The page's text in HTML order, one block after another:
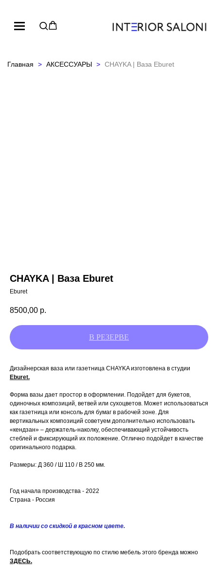
Главная АКСЕССУАРЫ CHAYKA | Ваза Eburet
CHAYKA | Ваза Eburet
Eburet
8500,00 р.
Дизайнерская ваза или газетница CHAYKA изготовлена в студии
Eburet.
Форма вазы дает простор в оформлении. Подойдет для букетов,
одиночных композиций, ветвей или сухоцветов. Может использоваться
как газетница или консоль для бумаг в рабочей зоне. Для
вертикальных композиций советуем дополнительно использовать
«кендзан» – держатель-наколку, обеспечивающий устойчивость
стеблей и фиксирующий их положение. Отлично подойдет в качестве
оригинального подарка.
Размеры: Д 360 / Ш 110 / В 250 мм.
Год начала производства - 2022
Страна - Россия
В наличии со скидкой в красном цвете.
Подобрать соответствующую по стилю мебель этого бренда можно
ЗДЕСЬ.